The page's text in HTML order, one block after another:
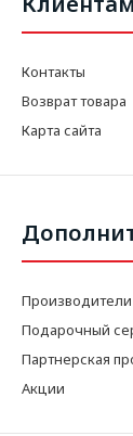
Контакты
Возврат товара
Карта сайта
Производители
Подарочный
Партнерская
Акции